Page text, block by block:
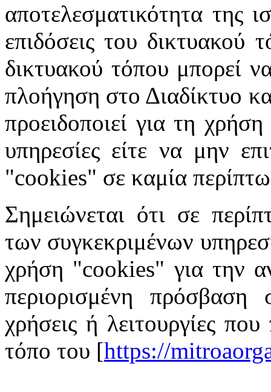
αποτελεσματικότητα της
επιδόσεις του δικτυακού
δικτυακού τόπου μπορεί
πλοήγηση στο Διαδίκτυο
προειδοποιεί για τη
υπηρεσίες είτε να μην
"cookies" σε καμία
Σημειώνεται ότι σε
των συγκεκριμένων
χρήση "cookies" για την
περιορισμένη πρόσβαση
χρήσεις ή λειτουργίες
τόπο του [https://